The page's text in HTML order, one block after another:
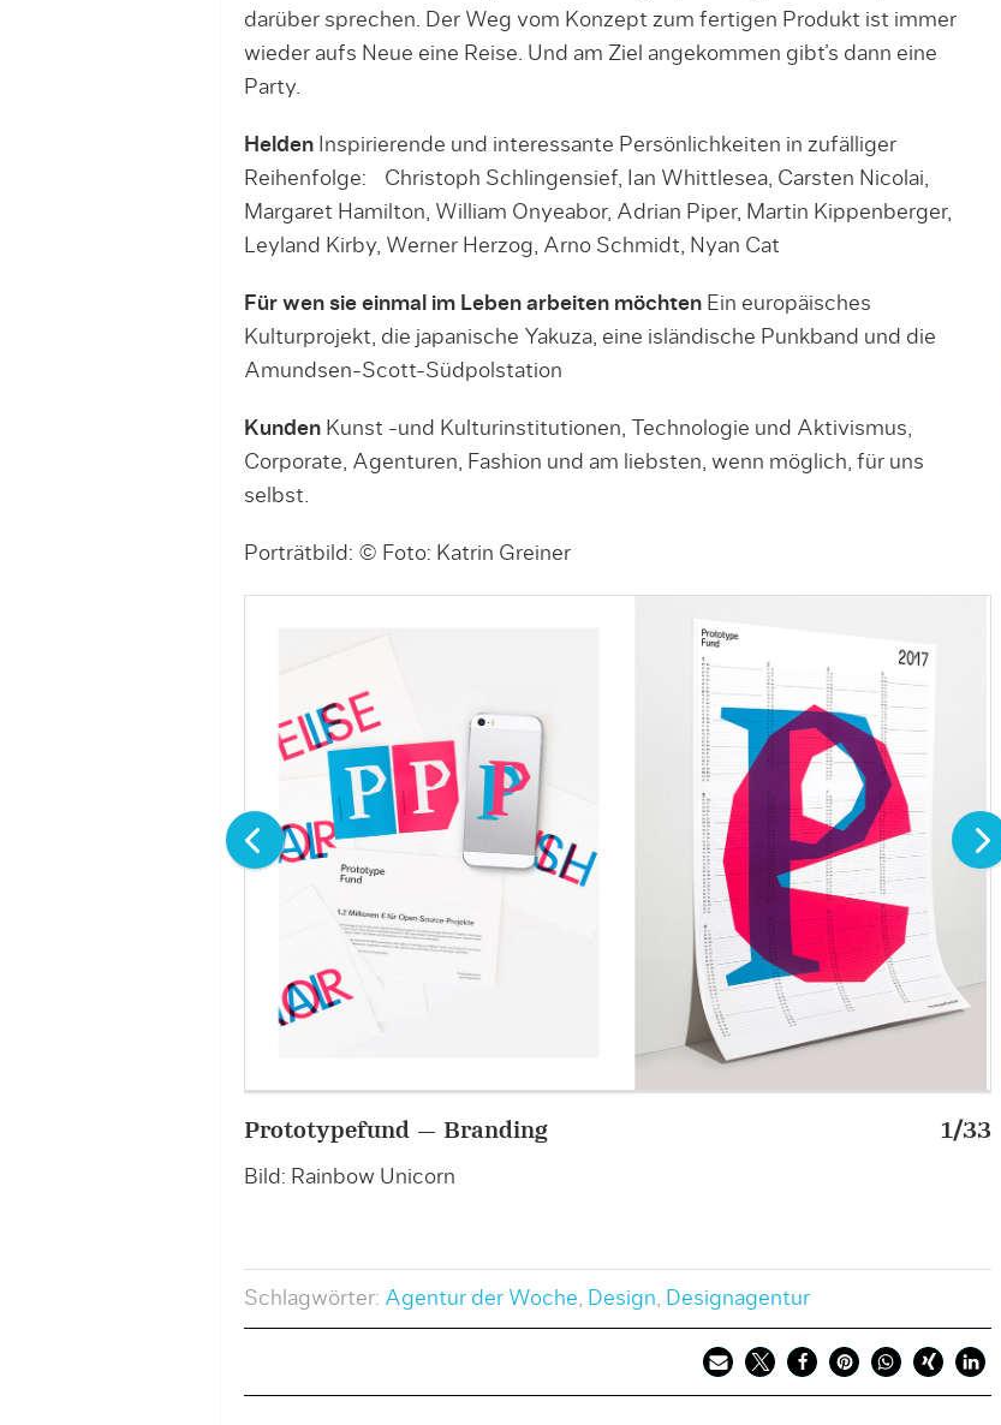
darüber sprechen. Der Weg vom Konzept zum fertigen Produkt ist immer
wieder aufs Neue eine Reise. Und am Ziel angekommen gibt’s dann eine
Party.
HeldenInspirierende und interessante Persönlichkeiten in zufälliger
Reihenfolge: Christoph Schlingensief, Ian Whittlesea, Carsten Nicolai,
Margaret Hamilton, William Onyeabor, Adrian Piper, Martin Kippenberger,
Leyland Kirby, Werner Herzog, Arno Schmidt, Nyan Cat
Für wen sie einmal im Leben arbeiten möchtenEin europäisches
Kulturprojekt, die japanische Yakuza, eine isländische Punkband und die
Amundsen-Scott-Südpolstation
KundenKunst -und Kulturinstitutionen, Technologie und Aktivismus,
Corporate, Agenturen, Fashion und am liebsten, wenn möglich, für uns
selbst.
Porträtbild: © Foto: Katrin Greiner
Prototypefund — Branding
Bild: Rainbow Unicorn
1/33
Schlagwörter: Agentur der Woche, Design, Designagentur